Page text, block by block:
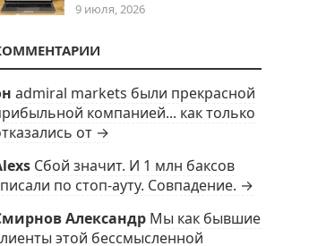
9 июля, 2026
admiral markets были прекрасной
компанией... как только
от →
Сбой значит. И 1 млн баксов
по стоп-ауту. Совпадение. →
Александр Мы как бывшие
этой бессмысленной